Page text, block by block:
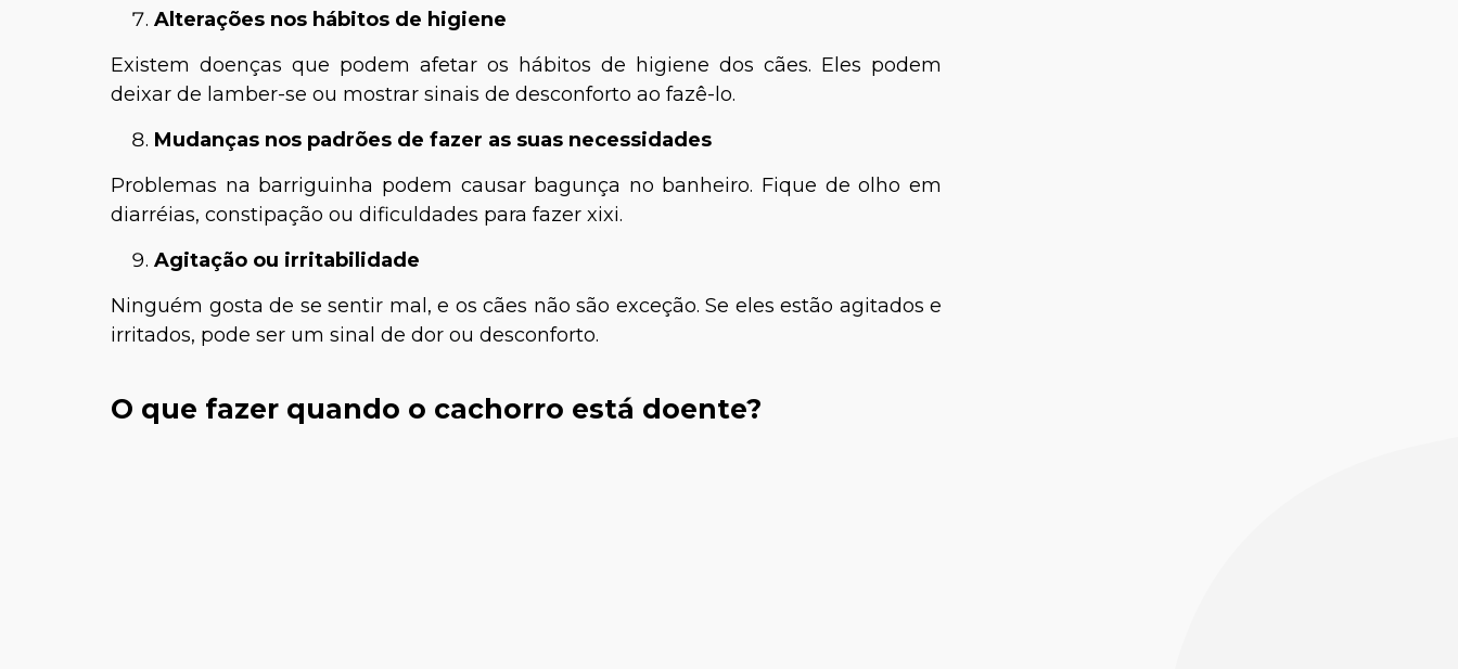
Alterações nos hábitos de higiene
Existem doenças que podem afetar os hábitos de higiene dos cães. Eles podem
deixar de lamber-se ou mostrar sinais de desconforto ao fazê-lo.
Mudanças nos padrões de fazer as suas necessidades
Problemas na barriguinha podem causar bagunça no banheiro. Fique de olho em
diarréias, constipação ou dificuldades para fazer xixi.
Agitação ou irritabilidade
Ninguém gosta de se sentir mal, e os cães não são exceção. Se eles estão agitados e
irritados, pode ser um sinal de dor ou desconforto.
O que fazer quando o cachorro está doente?